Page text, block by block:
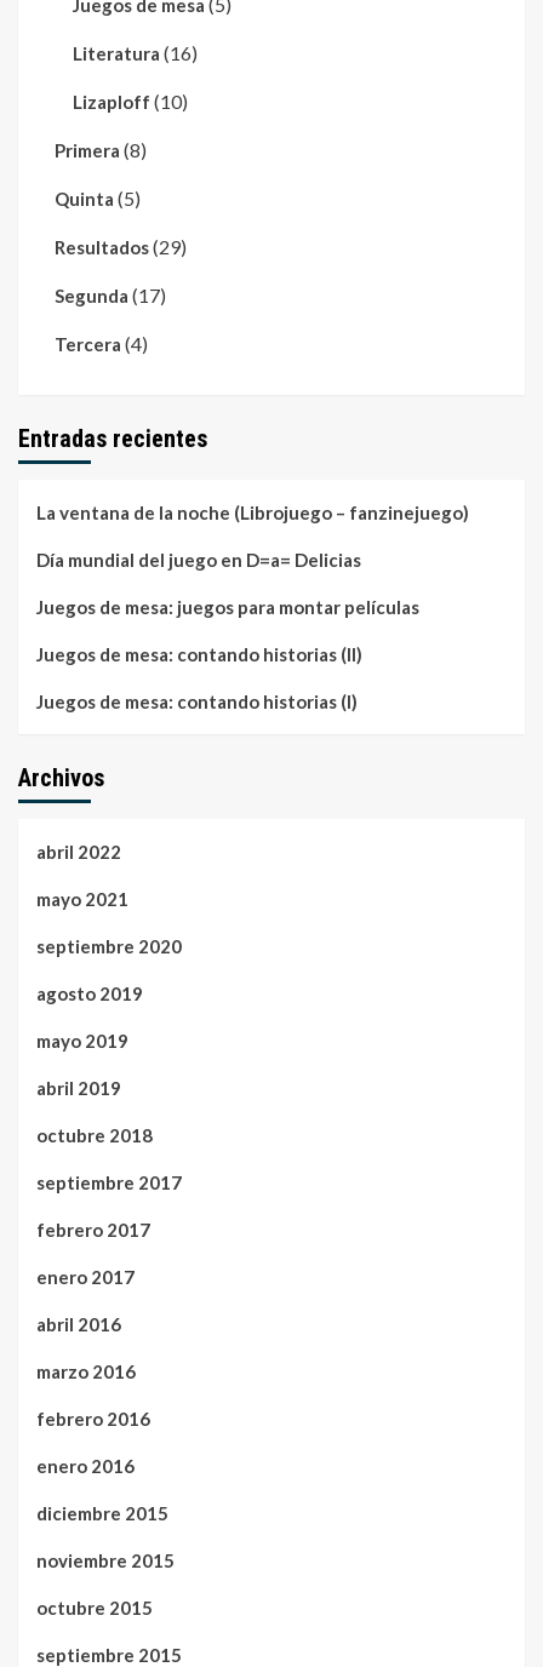
Literatura (16)
Lizaploff (10)
Primera (8)
Quinta (5)
Resultados(29)
Segunda (17)
Tercera (4)
Entradas recientes
La ventana de la noche (Librojuego – fanzinejuego)
Día mundial del juego en D=a= Delicias
Juegos de mesa: juegos para montar películas
Juegos de mesa: contando historias (II)
Juegos de mesa: contando historias (I)
Archivos
abril 2022
mayo 2021
septiembre 2020
agosto 2019
mayo 2019
abril 2019
octubre 2018
septiembre 2017
febrero 2017
enero 2017
abril 2016
marzo 2016
febrero 2016
enero 2016
diciembre 2015
noviembre 2015
octubre 2015
septiembre 2015